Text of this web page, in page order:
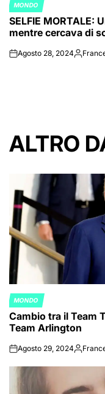
POSTED
IN
MONDO
SELFIE MORTALE:
mentre cercava di
onAgosto 28, 2024Posted
ALTRO
POSTED
IN
MONDO
Cambio tra il Team
Team Arlington
onAgosto 29, 2024Posted